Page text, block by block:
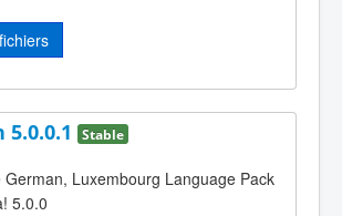
5.0.0.1 Stable
German, Luxembourg Language Pack
5.0.0